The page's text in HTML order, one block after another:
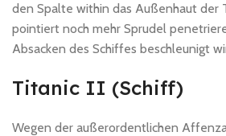
den Spalte within das Außenhaut der
pointiert noch mehr Sprudel
Absacken des Schiffes beschleunigt
Titanic II (Schiff)
Wegen der außerordentlichen